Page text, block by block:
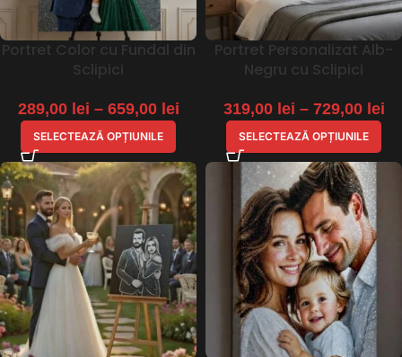
Portret Color cu Fundal din
Sclipici
289,00 lei – 659,00 lei
SELECTEAZĂ OPȚIUNILE
Portret Personalizat Alb-
Negru cu Sclipici
319,00 lei – 729,00 lei
SELECTEAZĂ OPȚIUNILE